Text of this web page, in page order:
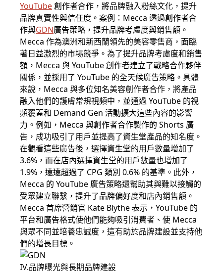
YouTube創作者合作，將品牌融入粉絲文化，提升
品牌真實性與信任度。案例：Mecca 透過創作者合
作與GDN廣告策略，提升品牌考慮度與銷售額。
Mecca 作為澳洲和新西蘭領先的美容零售商，面臨
著日益激烈的市場競爭。為了提升品牌考慮度和銷售
額，Mecca 與 YouTube 創作者建立了戰略合作夥伴
關係，並採用了 YouTube 的全天候廣告策略。具體
來說，Mecca 與多位知名美容創作者合作，將產品
融入他們的護膚常規視頻中，並通過 YouTube 的視
頻覆蓋和 Demand Gen 活動擴大這些內容的影響
力。例如，Mecca 與創作者合作製作的 Shorts 廣
告，成功吸引了用戶並提高了資生堂產品的知名度。
在觀看這些廣告後，選擇資生堂的用戶數量增加了
3.6%，而在店內選擇資生堂的用戶數量也增加了
1.9%，遠遠超過了 CPG 類別 0.6% 的基準。此外，
Mecca 的 YouTube 廣告策略還幫助其與難以接觸的
受眾建立聯繫，提升了品牌偏好度和店內銷售額。
Mecca 首席營銷官 Kate Blythe 表示，YouTube 的
平台和廣告格式使他們能夠吸引消費者、使 Mecca
與眾不同並培養忠誠度，這有助於品牌建設並支持他
們的增長目標。
IV.品牌曝光與長期品牌建設